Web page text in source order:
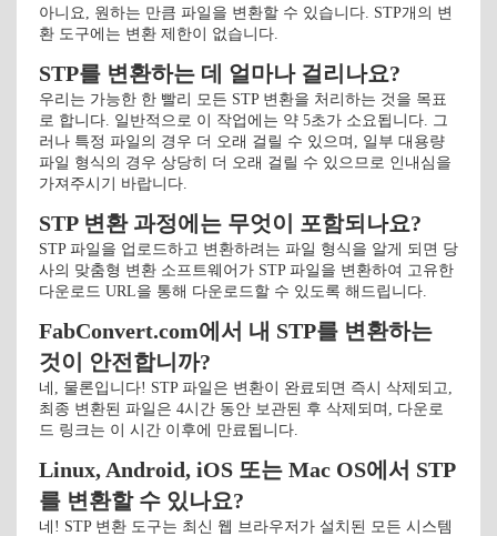
아니요, 원하는 만큼 파일을 변환할 수 있습니다. STP개의 변
환 도구에는 변환 제한이 없습니다.
STP를 변환하는 데 얼마나 걸리나요?
우리는 가능한 한 빨리 모든 STP 변환을 처리하는 것을 목표
로 합니다. 일반적으로 이 작업에는 약 5초가 소요됩니다. 그
러나 특정 파일의 경우 더 오래 걸릴 수 있으며, 일부 대용량
파일 형식의 경우 상당히 더 오래 걸릴 수 있으므로 인내심을
가져주시기 바랍니다.
STP 변환 과정에는 무엇이 포함되나요?
STP 파일을 업로드하고 변환하려는 파일 형식을 알게 되면 당
사의 맞춤형 변환 소프트웨어가 STP 파일을 변환하여 고유한
다운로드 URL을 통해 다운로드할 수 있도록 해드립니다.
FabConvert.com에서 내 STP를 변환하는
것이 안전합니까?
네, 물론입니다! STP 파일은 변환이 완료되면 즉시 삭제되고,
최종 변환된 파일은 4시간 동안 보관된 후 삭제되며, 다운로
드 링크는 이 시간 이후에 만료됩니다.
Linux, Android, iOS 또는 Mac OS에서 STP
를 변환할 수 있나요?
네! STP 변환 도구는 최신 웹 브라우저가 설치된 모든 시스템